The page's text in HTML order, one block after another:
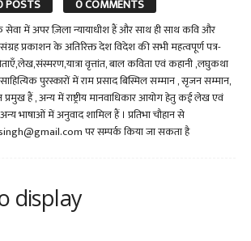
POSTS 0 COMMENTS
सेवा में अपर ज़िला न्यायाधीश हैं और साथ ही साथ कवि और
प्रकाशन के अतिरिक्त देश विदेश की सभी महत्वपूर्ण पत्र-
वृत्तांत, बाल कविता एवं कहानी ,लघुकथा
पुरस्कारों में राम प्रसाद बिस्मिल सम्मान , सृजन सम्मान,
प्रमुख हैं , अन्य में राष्ट्रीय मानवाधिकार आयोग हेतु कई लेख एवं
भाषाओं में अनुवाद शामिल हैं । प्रतिभा चौहान से
पर सम्पर्क किया जा सकता है
display